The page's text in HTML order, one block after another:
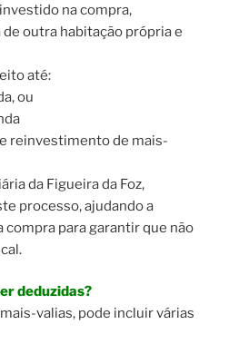
na compra,
outra habitação própria e
até:
ou
reinvestimento de mais-
da Figueira da Foz,
processo, ajudando a
compra para garantir que não
deduzidas?
valias, pode incluir várias